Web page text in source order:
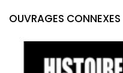
OUVRAGES CONNEXES